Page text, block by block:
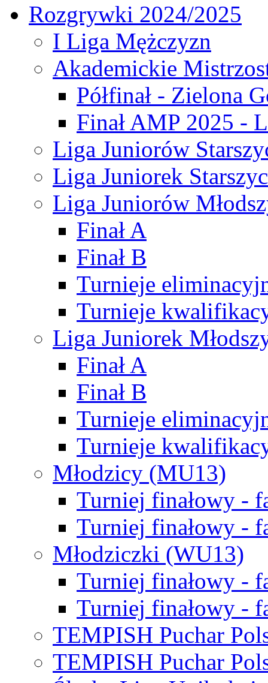
Rozgrywki 2024/2025
I Liga Mężczyzn
Akademickie
Półfinał - Zielona
Finał AMP 2025 -
Liga Juniorów
Liga Juniorek
Liga Juniorów
Finał A
Finał B
Turnieje
Turnieje
Liga Juniorek
Finał A
Finał B
Turnieje
Turnieje
Młodzicy (MU13)
Turniej finałowy -
Turniej finałowy -
Młodziczki (WU13)
Turniej finałowy -
Turniej finałowy -
TEMPISH Puchar
TEMPISH Puchar